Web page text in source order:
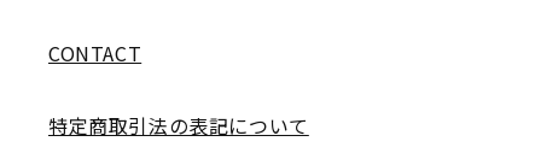
CONTACT
特定商取引法の表記について